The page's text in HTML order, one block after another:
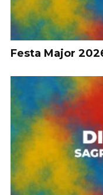
Festa Major